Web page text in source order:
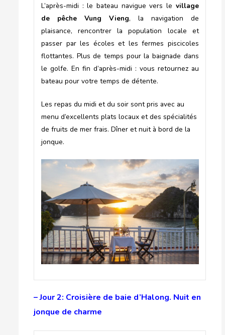
L’après-midi : le bateau navigue vers le village
de pêche Vung Vieng, la navigation de
plaisance, rencontrer la population locale et
passer par les écoles et les fermes piscicoles
flottantes. Plus de temps pour la baignade dans
le golfe. En fin d’après-midi : vous retournez au
bateau pour votre temps de détente.
Les repas du midi et du soir sont pris avec au
menu d’excellents plats locaux et des spécialités
de fruits de mer frais. Dîner et nuit à bord de la
jonque.
– Jour 2: Croisière de baie d’Halong. Nuit en
jonque de charme